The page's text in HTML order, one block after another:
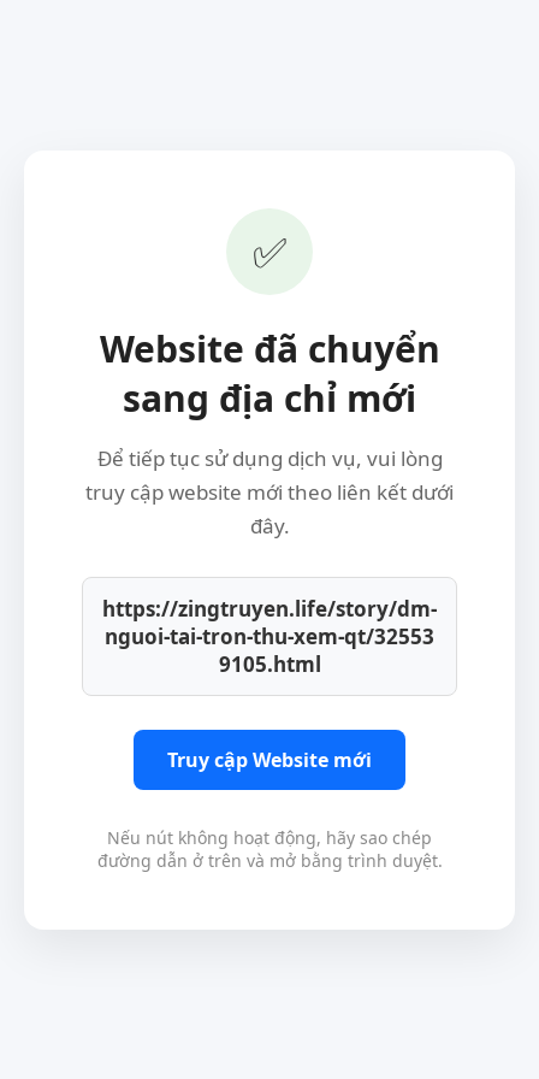
✅
Website đã chuyển
sang địa chỉ mới
Để tiếp tục sử dụng dịch vụ, vui lòng
truy cập website mới theo liên kết dưới
đây.
https://zingtruyen.life/story/dm-
nguoi-tai-tron-thu-xem-qt/32553
9105.html
Truy cập Website mới
Nếu nút không hoạt động, hãy sao chép
đường dẫn ở trên và mở bằng trình duyệt.